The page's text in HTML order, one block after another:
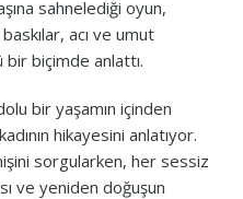
sahnelediği oyun,
acı ve umut
bir biçimde anlattı.
bir yaşamın içinden
hikayesini anlatıyor.
sorgularken, her sessiz
ve yeniden doğuşun